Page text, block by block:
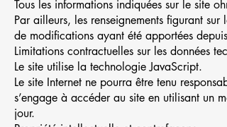
Tous les informations indiquées sur le site
Par ailleurs, les renseignements figurant
de modifications ayant été apportées
Limitations contractuelles sur les données
Le site utilise la technologie JavaScript.
Le site Internet ne pourra être tenu
s’engage à accéder au site en utilisant un
jour.